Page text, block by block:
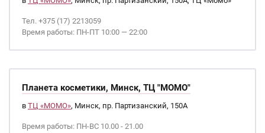
Тел. +375 (17) 2213059
Время работы: ПН-ПТ 10:00 — 22:00
Планета косметики, Минск, ТЦ "МОМО"
в ТЦ «МОМО», Минск, пр. Партизанский, 150А
Время работы: ПН-ВС 10.00 - 21.00